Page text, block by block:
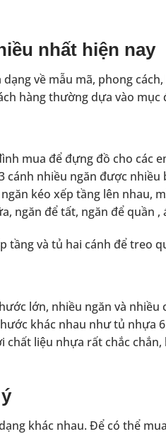
nhất hiện nay
về mẫu mã, phong
hàng thường dựa vào mục
mua để đựng đồ cho các
nhiều ngăn được nhiều
kéo xếp tầng lên nhau,
ngăn để tất, ngăn để quần ,
tầng và tủ hai cánh để treo
lớn, nhiều ngăn và nhiều
khác nhau như tủ nhựa
liệu nhựa rất chắc
khác nhau. Để có thể